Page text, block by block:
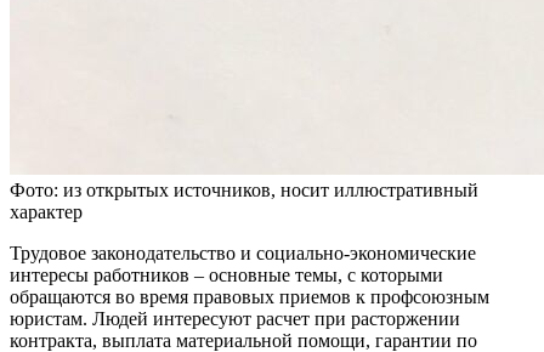
Фото: из открытых источников, носит иллюстративный
характер
Трудовое законодательство и социально-экономические
интересы работников – основные темы, с которыми
обращаются во время правовых приемов к профсоюзным
юристам. Людей интересуют расчет при расторжении
контракта, выплата материальной помощи, гарантии по